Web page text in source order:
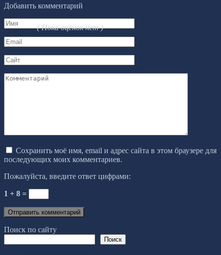
( Пока оценок нет )
Добавить комментарий
Имя
*
Email
*
Сайт
Комментарий
Сохранить моё имя, email и адрес сайта в этом браузере для
последующих моих комментариев.
Пожалуйста, введите ответ цифрами:
1 + 8 =
Поиск по сайту
Поиск